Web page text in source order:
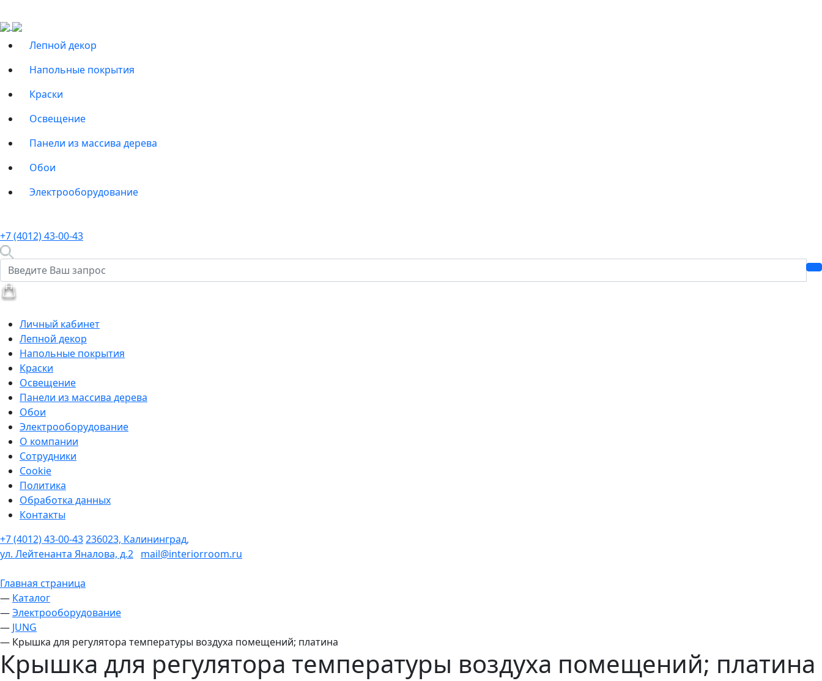
Лепной декор
Напольные покрытия
Краски
Освещение
Панели из массива дерева
Обои
Электрооборудование
+7 (4012) 43-00-43
Личный кабинет
Лепной декор
Напольные покрытия
Краски
Освещение
Панели из массива дерева
Обои
Электрооборудование
О компании
Сотрудники
Cookie
Политика
Обработка данных
Контакты
+7 (4012) 43-00-43236023, Калининград,
ул. Лейтенанта Яналова, д.2 mail@interiorroom.ru
Главная страница
— Каталог
—Электрооборудование
— JUNG
— Крышка для регулятора температуры воздуха помещений; платина
Крышка для регулятора температуры воздуха помещений; платина